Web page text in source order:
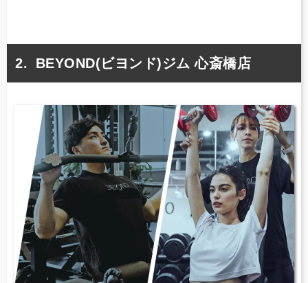
BEYOND(ビヨンド)ジム 心斎橋店